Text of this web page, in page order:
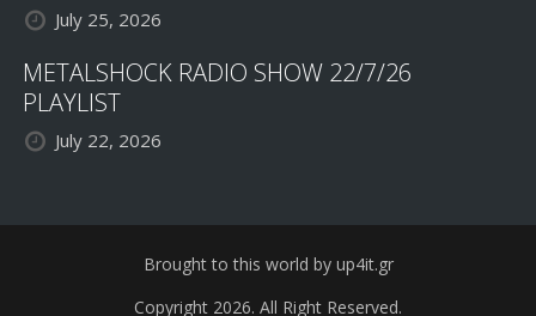
July 25, 2026
METALSHOCK RADIO SHOW 22/7/26
PLAYLIST
July 22, 2026
Brought to this world by up4it.gr
Copyright 2026. All Right Reserved.